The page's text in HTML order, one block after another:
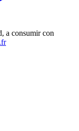
a consumir con